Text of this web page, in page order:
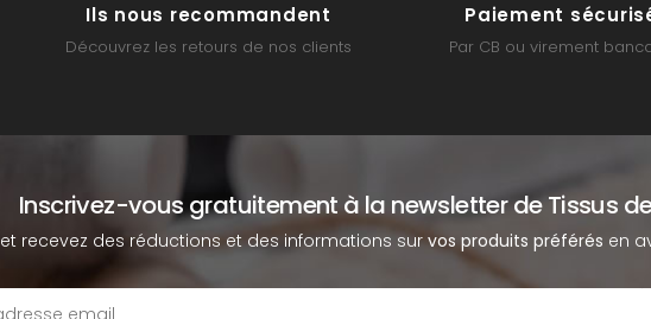
Ils nous recommandent
Découvrez les retours de nos clients
Paiement
Par CB ou virement
Inscrivez-vous gratuitement à la newsletter de Tissus
et recevez des réductions et des informations survos produits préférés en